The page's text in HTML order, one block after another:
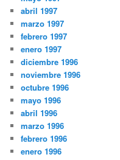
abril 1997
marzo 1997
febrero 1997
enero 1997
diciembre 1996
noviembre 1996
octubre 1996
mayo 1996
abril 1996
marzo 1996
febrero 1996
enero 1996